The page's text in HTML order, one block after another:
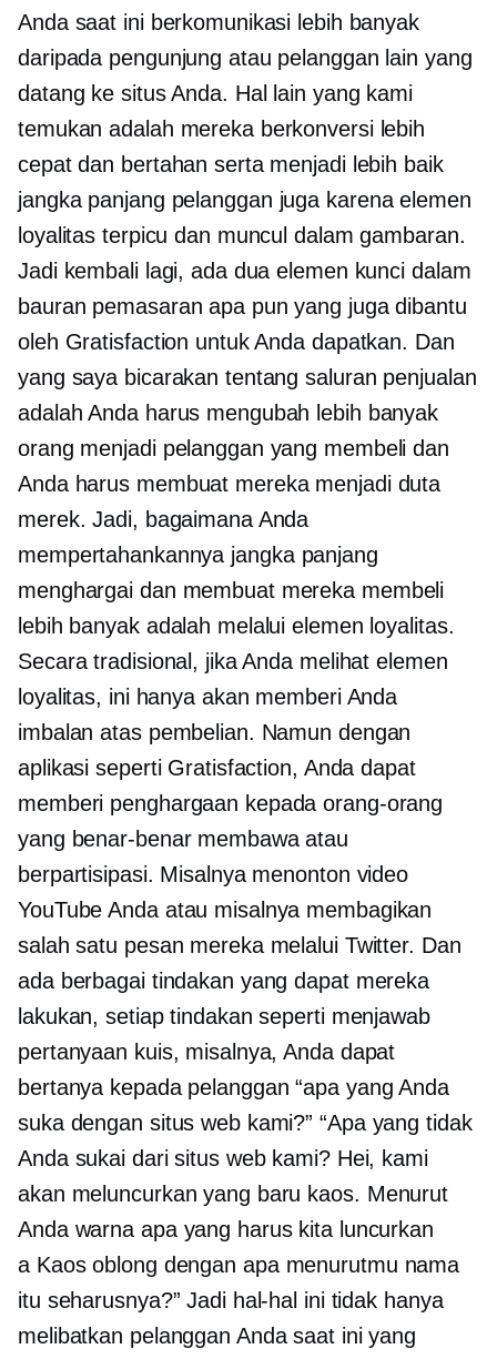
Anda saat ini berkomunikasi lebih banyak
daripada pengunjung atau pelanggan lain yang
datang ke situs Anda. Hal lain yang kami
temukan adalah mereka berkonversi lebih
cepat dan bertahan serta menjadi lebih baik
jangka panjang pelanggan juga karena elemen
loyalitas terpicu dan muncul dalam gambaran.
Jadi kembali lagi, ada dua elemen kunci dalam
bauran pemasaran apa pun yang juga dibantu
oleh Gratisfaction untuk Anda dapatkan. Dan
yang saya bicarakan tentang saluran penjualan
adalah Anda harus mengubah lebih banyak
orang menjadi pelanggan yang membeli dan
Anda harus membuat mereka menjadi duta
merek. Jadi, bagaimana Anda
mempertahankannya jangka panjang
menghargai dan membuat mereka membeli
lebih banyak adalah melalui elemen loyalitas.
Secara tradisional, jika Anda melihat elemen
loyalitas, ini hanya akan memberi Anda
imbalan atas pembelian. Namun dengan
aplikasi seperti Gratisfaction, Anda dapat
memberi penghargaan kepada orang-orang
yang benar-benar membawa atau
berpartisipasi. Misalnya menonton video
YouTube Anda atau misalnya membagikan
salah satu pesan mereka melalui Twitter. Dan
ada berbagai tindakan yang dapat mereka
lakukan, setiap tindakan seperti menjawab
pertanyaan kuis, misalnya, Anda dapat
bertanya kepada pelanggan “apa yang Anda
suka dengan situs web kami?” “Apa yang tidak
Anda sukai dari situs web kami? Hei, kami
akan meluncurkan yang baru kaos. Menurut
Anda warna apa yang harus kita luncurkan
a Kaos oblong dengan apa menurutmu nama
itu seharusnya?” Jadi hal-hal ini tidak hanya
melibatkan pelanggan Anda saat ini yang